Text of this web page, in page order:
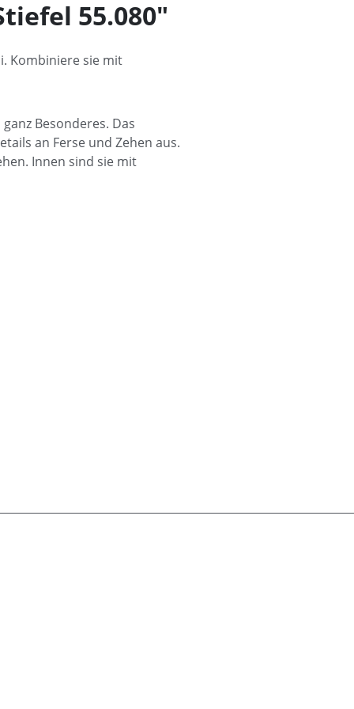
55.080"
Kombiniere sie mit
Besonderes. Das
an Ferse und Zehen aus.
Innen sind sie mit